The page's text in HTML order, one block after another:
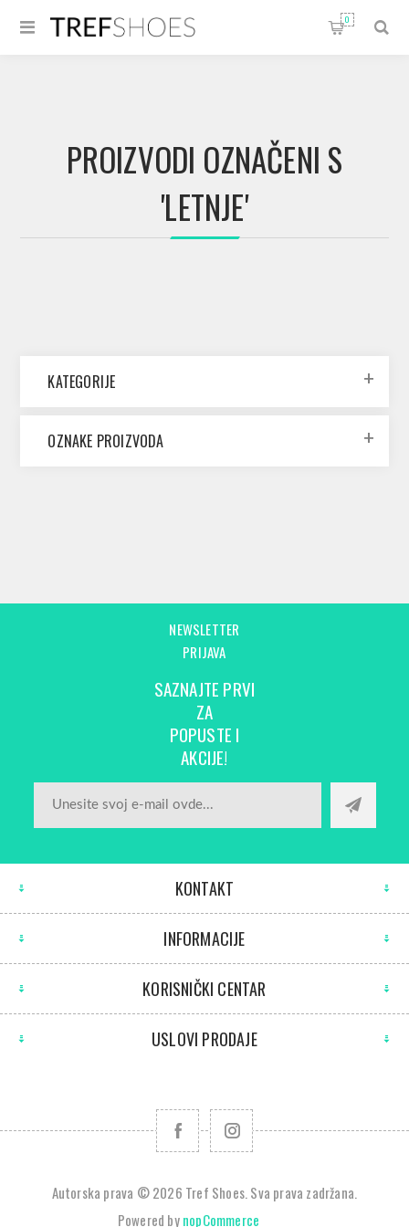
0
PROIZVODI OZNAČENI S
'LETNJE'
KATEGORIJE
OZNAKE PROIZVODA
NEWSLETTER
PRIJAVA
SAZNAJTE PRVI
ZA
POPUSTE I
AKCIJE!
KONTAKT
INFORMACIJE
KORISNIČKI CENTAR
USLOVI PRODAJE
Autorska prava © 2026 Tref Shoes. Sva prava zadržana.
Powered bynopCommerce